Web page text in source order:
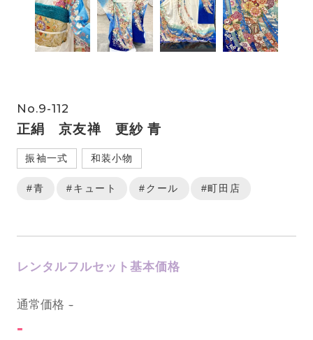
No.9-112
正絹 京友禅 更紗 青
振袖一式 和装小物
#青 #キュート #クール #町田店
レンタルフルセット基本価格
通常価格 -
-